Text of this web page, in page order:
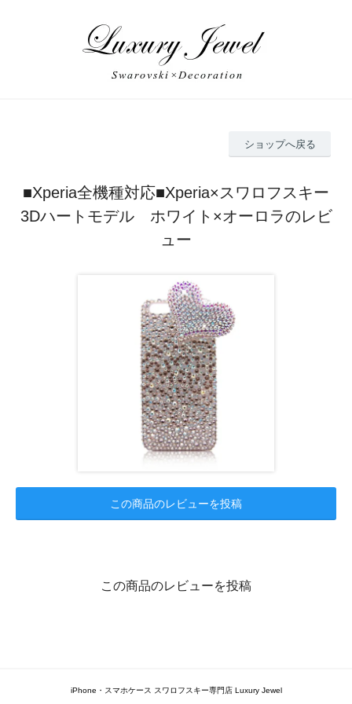
ショップへ戻る
■Xperia全機種対応■Xperia×スワロフスキー
3Dハートモデル ホワイト×オーロラのレビ
ュー
この商品のレビューを投稿
この商品のレビューを投稿
iPhone・スマホケース スワロフスキー専門店 Luxury Jewel